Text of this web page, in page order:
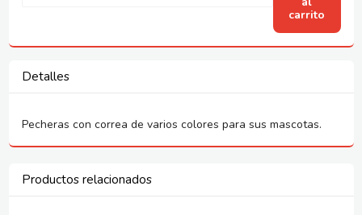
carrito
Detalles
Pecheras con correa de varios colores para sus mascotas.
Productos relacionados